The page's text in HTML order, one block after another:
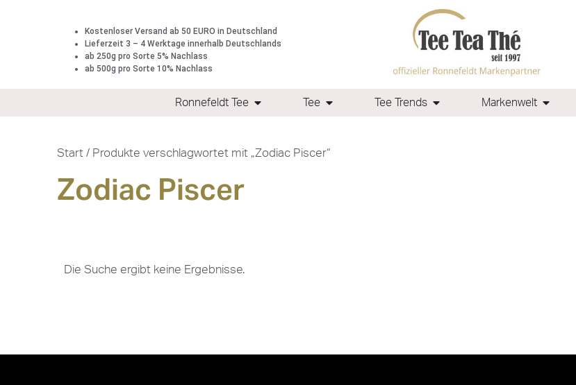
Kostenloser Versand ab 50 EURO in Deutschland
Lieferzeit 3 – 4 Werktage innerhalb Deutschlands
ab 250g pro Sorte 5% Nachlass
ab 500g pro Sorte 10% Nachlass
Ronnefeldt Tee Tee Tee Trends Markenwelt
Start / Produkte verschlagwortet mit „Zodiac Piscer“
Zodiac Piscer
Die Suche ergibt keine Ergebnisse.